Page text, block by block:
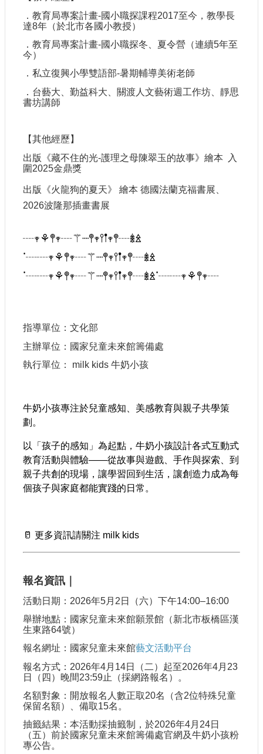
．教育局專案計畫-國小職探課程2017至今，教學長
達8年（於北市各國小教授）
．教育局專案計畫-國小職探冬、夏令營（連續5年至
今）
．私立復興小學雙語部-暑期輔導美術老師
．台藝大、勤益科大、關渡人文藝術週工作坊、靜思
書坊講師
【其他經歷】
出版《藏不住的光-護理之母陳翠玉的故事》繪本 入
圍2025金鼎獎
出版《火龍狗的夏天》 繪本 德國法蘭克福書展、
2026波隆那插畫書展
┈𖥧⚘𖤣𖥧┈⚚┈𖤣𖥧𖥣𖡡𖥧𖤣┈𖢔ꊛ
ᱸ┈┈𖥧⚘𖤣𖥧┈⚚┈𖤣𖥧𖥣𖡡𖥧𖤣┈𖢔ꊛ
ᱸ┈┈𖥧⚘𖤣𖥧┈⚚┈𖤣𖥧𖥣𖡡𖥧𖤣┈𖢔ꊛᱸ┈┈𖥧⚘𖤣𖥧┈
指導單位：文化部
主辦單位：國家兒童未來館籌備處
執行單位： milk kids 牛奶小孩
牛奶小孩專注於兒童感知、美感教育與親子共學策
劃。
以「孩子的感知」為起點，牛奶小孩設計各式互動式
教育活動與體驗——從故事與遊戲、手作與探索、到
親子共創的現場，讓學習回到生活，讓創造力成為每
個孩子與家庭都能實踐的日常。
🥛 更多資訊請關注 milk kids
報名資訊｜
活動日期：2026年5月2日（六）下午14:00–16:00
舉辦地點：國家兒童未來館願景館（新北市板橋區漢
生東路64號）
報名網址：國家兒童未來館藝文活動平台
報名方式：2026年4月14日（二）起至2026年4月23
日（四）晚間23:59止（採網路報名）。
名額對象：開放報名人數正取20名（含2位特殊兒童
保留名額）、備取15名。
抽籤結果：本活動採抽籤制，於2026年4月24日
（五）前於國家兒童未來館籌備處官網及牛奶小孩粉
專公告。